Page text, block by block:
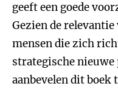
geeft een goede
Gezien de
mensen die zich
strategische
aanbevelen dit boek